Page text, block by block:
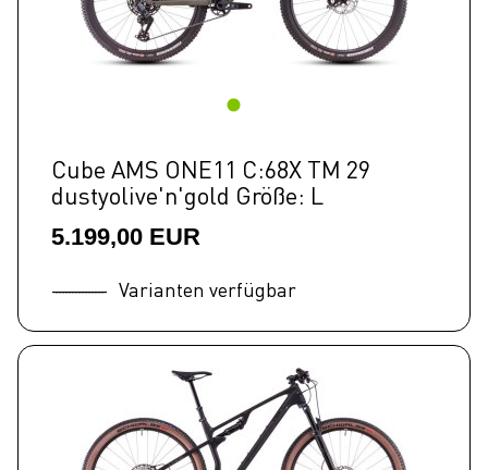
Cube AMS ONE11 C:68X TM 29
dustyolive'n'gold Größe: L
5.199,00 EUR
Varianten verfügbar